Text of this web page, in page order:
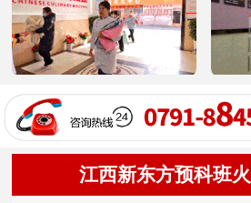
江西新东方预科班
茶艺甜点专业 49
洲际主厨专业 20
金典总厨专业
形象设计专业 30 10
西餐主厨专业 36 9